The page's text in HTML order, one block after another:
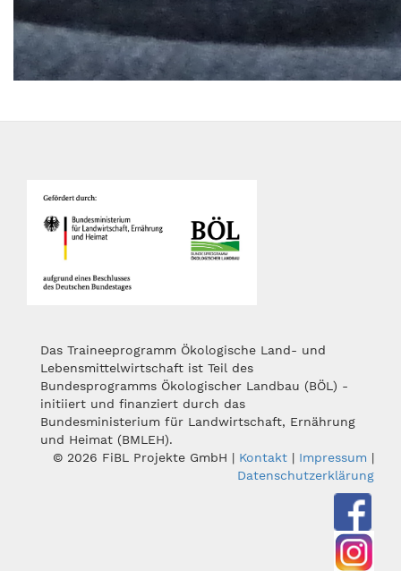
Das Traineeprogramm Ökologische Land- und
Lebensmittelwirtschaft ist Teil des
Bundesprogramms Ökologischer Landbau (BÖL) -
initiiert und finanziert durch das
Bundesministerium für Landwirtschaft, Ernährung
und Heimat (BMLEH).
© 2026 FiBL Projekte GmbH | Kontakt | Impressum |
Datenschutzerklärung